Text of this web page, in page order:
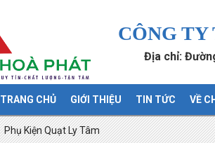
CÔNG
Địa chỉ:
TRANG CHỦ GIỚI THIỆU TIN TỨC VỀ
Phụ Kiện Quạt Ly Tâm